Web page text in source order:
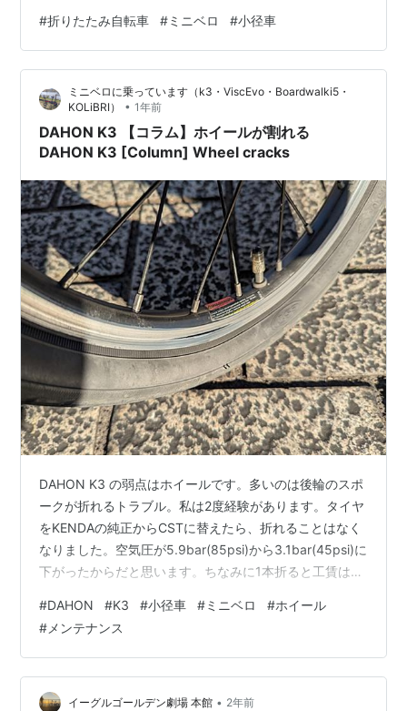
ちゃうぜ。 勿論birdyに限らず、折りたたみ自転車・小径
車（電動アシストも含む）が多種多様に 紹介されてい
て、それぞれの目的、嗜好に合ったものが見つかるのは
間違いなし！ 身長別乗車ポジションチェック、小径車選
びの基礎知識や注意点等、これから乗ってみたいなとい
う方には、…
#折りたたみ自転車 #ミニベロ #小径車
ミニベロに乗っています（k3・ViscEvo・Boardwalki5・
KOLiBRI）
• 1年前
DAHON K3 【コラム】ホイールが割れる
DAHON K3 [Column] Wheel cracks
DAHON K3 の弱点はホイールです。多いのは後輪のスポ
ークが折れるトラブル。私は2度経験があります。タイヤ
をKENDAの純正からCSTに替えたら、折れることはなく
なりました。空気圧が5.9bar(85psi)から3.1bar(45psi)に
下がったからだと思います。ちなみに1本折ると工賃は
point of the DAHON K3 is the wheels. The most
common problem is the spokes on the rear wheel
breaking. I've experienced …
#DAHON #K3 #小径車 #ミニベロ #ホイール
# メンテナンス
イーグルゴールデン劇場 本館 • 2年前